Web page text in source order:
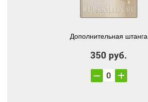
Дополнительная штанга
350 руб.